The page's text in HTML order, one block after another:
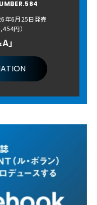
年6月25日発売
円）
」